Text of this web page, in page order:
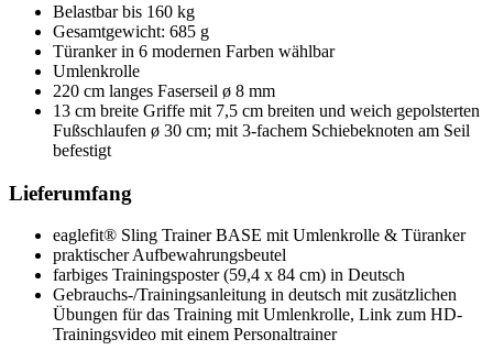
Belastbar bis 160 kg
Gesamtgewicht: 685 g
Türanker in 6 modernen Farben wählbar
Umlenkrolle
220 cm langes Faserseil ø 8 mm
13 cm breite Griffe mit 7,5 cm breiten und weich gepolsterten
Fußschlaufen ø 30 cm; mit 3-fachem Schiebeknoten am Seil
befestigt
Lieferumfang
eaglefit® Sling Trainer BASE mit Umlenkrolle & Türanker
praktischer Aufbewahrungsbeutel
farbiges Trainingsposter (59,4 x 84 cm) in Deutsch
Gebrauchs-/Trainingsanleitung in deutsch mit zusätzlichen
Übungen für das Training mit Umlenkrolle, Link zum HD-
Trainingsvideo mit einem Personaltrainer